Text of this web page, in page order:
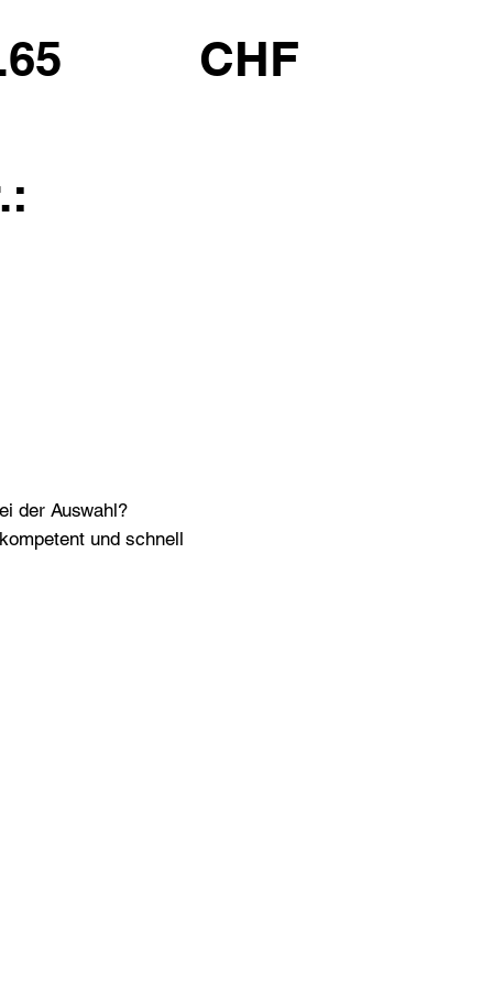
CHF
der Auswahl?
und schnell